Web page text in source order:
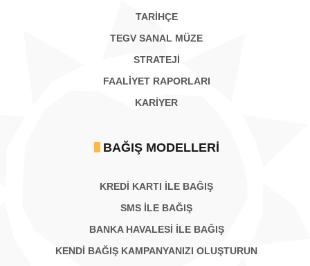
TARİHÇE
TEGV SANAL MÜZE
STRATEJİ
FAALİYET RAPORLARI
KARIYER
BAĞIŞ MODELLERI
KREDİ KARTI İLE BAĞIŞ
SMS İLE BAĞIŞ
BANKA HAVALESİ İLE BAĞIŞ
KENDİ BAĞIŞ KAMPANYANIZI OLUŞTURUN